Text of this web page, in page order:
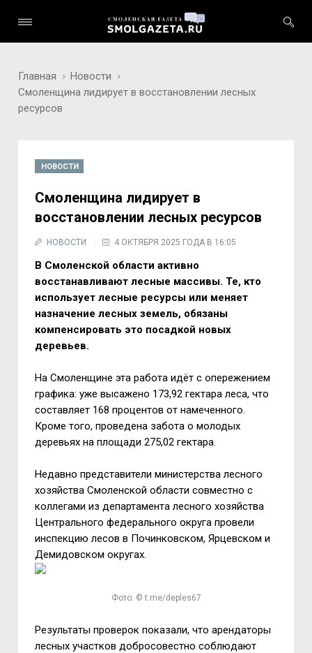
Главная
Новости
Смоленщина лидирует в восстановлении лесных
ресурсов
НОВОСТИ
Смоленщина лидирует в
восстановлении лесных ресурсов
НОВОСТИ 4 ОКТЯБРЯ 2025 ГОДА В 16:05
В Смоленской области активно
восстанавливают лесные массивы. Те, кто
использует лесные ресурсы или меняет
назначение лесных земель, обязаны
компенсировать это посадкой новых
деревьев.
На Смоленщине эта работа идёт с опережением
графика: уже высажено 173,92 гектара леса, что
составляет 168 процентов от намеченного.
Кроме того, проведена забота о молодых
деревьях на площади 275,02 гектара.
Недавно представители министерства лесного
хозяйства Смоленской области совместно с
коллегами из департамента лесного хозяйства
Центрального федерального округа провели
инспекцию лесов в Починковском, Ярцевском и
Демидовском округах.
Фото: © t.me/deples67
Результаты проверок показали, что арендаторы
лесных участков добросовестно соблюдают